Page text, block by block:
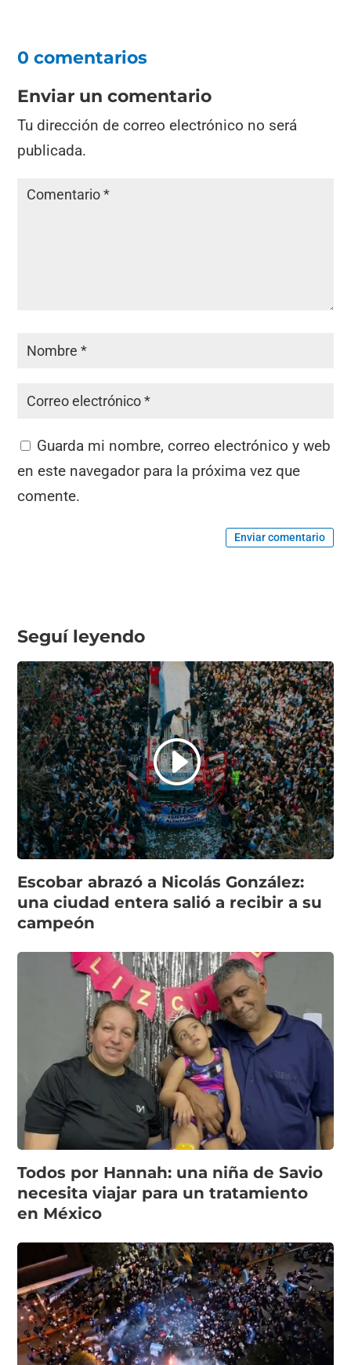
0 comentarios
Enviar un comentario
Tu dirección de correo electrónico no será
publicada.
Guarda mi nombre, correo electrónico y web
en este navegador para la próxima vez que
comente.
Enviar comentario
Seguí leyendo
Escobar abrazó a Nicolás González:
una ciudad entera salió a recibir a su
campeón
Todos por Hannah: una niña de Savio
necesita viajar para un tratamiento
en México